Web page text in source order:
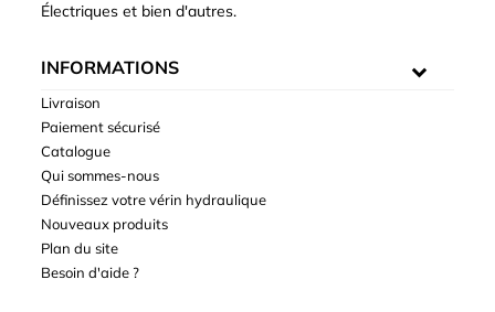
Électriques et bien d'autres.
INFORMATIONS
Livraison
Paiement sécurisé
Catalogue
Qui sommes-nous
Définissez votre vérin hydraulique
Nouveaux produits
Plan du site
Besoin d'aide ?